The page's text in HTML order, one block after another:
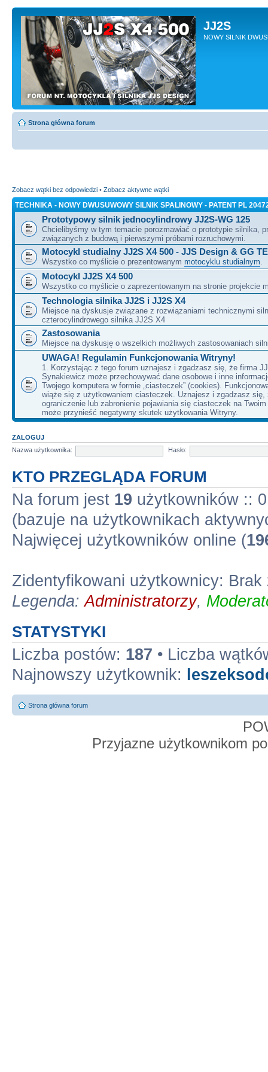
JJ2S
NOWY SILNIK
Strona główna forum
Zobacz wątki bez odpowiedzi • Zobacz aktywne wątki
TECHNIKA - NOWY DWUSUWOWY SILNIK SPALINOWY - PATENT PL
Prototypowy silnik jednocylindrowy JJ2S-WG 125
Chcielibyśmy w tym temacie porozmawiać o prototypie silnika,
związanych z budową i pierwszymi próbami rozruchowymi.
Motocykl studialny JJ2S X4 500 - JJS Design & GG
Wszystko co myślicie o prezentowanym motocyklu studialnym
Motocykl JJ2S X4 500
Wszystko co myślicie o zaprezentowanym na stronie projekcie
Technologia silnika JJ2S i JJ2S X4
Miejsce na dyskusje związane z rozwiązaniami technicznymi
czterocylindrowego silnika JJ2S X4
Zastosowania
Miejsce na dyskusję o wszelkich możliwych zastosowaniach
UWAGA! Regulamin Funkcjonowania Witryny!
1. Korzystając z tego forum uznajesz i zgadzasz się, że firma
Synakiewicz może przechowywać dane osobowe i inne
Twojego komputera w formie „ciasteczek” (cookies).
wiąże się z użytkowaniem ciasteczek. Uznajesz i zgadzasz się,
ograniczenie lub zabronienie pojawiania się ciasteczek na
może przynieść negatywny skutek użytkowania Witryny.
ZALOGUJ
Nazwa użytkownika:
Hasło:
KTO PRZEGLĄDA FORUM
Na forum jest 19 użytkowników ::
(bazuje na użytkownikach
Najwięcej użytkowników online (
Zidentyfikowani użytkownicy:
Legenda:Administratorzy,
STATYSTYKI
Liczba postów: 187 • Liczba
Najnowszy użytkownik:
Strona główna forum
Przyjazne użytkownikom